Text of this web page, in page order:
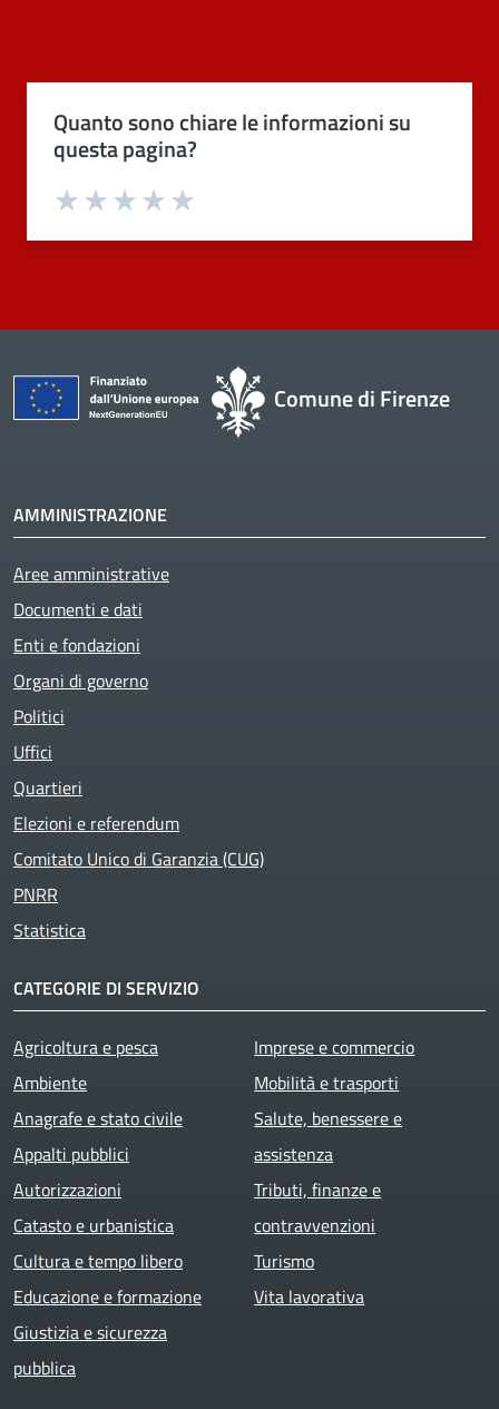
Quanto sono chiare le informazioni su
questa pagina?
Valuta 4 stelle su 5
Valuta 3 stelle su 5
Valuta 2 stelle su 5
Valuta 1 stelle su 5
Comune di Firenze
AMMINISTRAZIONE
Aree amministrative
Documenti e dati
Enti e fondazioni
Organi di governo
Politici
Uffici
Quartieri
Elezioni e referendum
Comitato Unico di Garanzia (CUG)
PNRR
Statistica
CATEGORIE DI SERVIZIO
Agricoltura e pesca
Ambiente
Anagrafe e stato civile
Appalti pubblici
Autorizzazioni
Catasto e urbanistica
Cultura e tempo libero
Educazione e formazione
Giustizia e sicurezza
pubblica
Imprese e commercio
Mobilità e trasporti
Salute, benessere e
assistenza
Tributi, finanze e
contravvenzioni
Turismo
Vita lavorativa